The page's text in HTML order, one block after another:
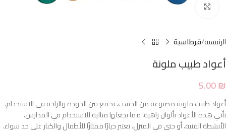
Click to enlarge
الرئيسية قرطاسية
أعواد طبيب ملونة
5.00₪
أعواد طبيب ملونة مصنوعة من الخشب، تجمع بين الجودة والراحة في الاستخدام.
تأتي هذه الأعواد بألوان زاهية، مما يجعلها مثالية للاستخدام في المدارس،
الأنشطة الفنية، أو حتى في المنزل. تعتبر خيارًا ممتازًا للأطفال والكبار على حد سواء.